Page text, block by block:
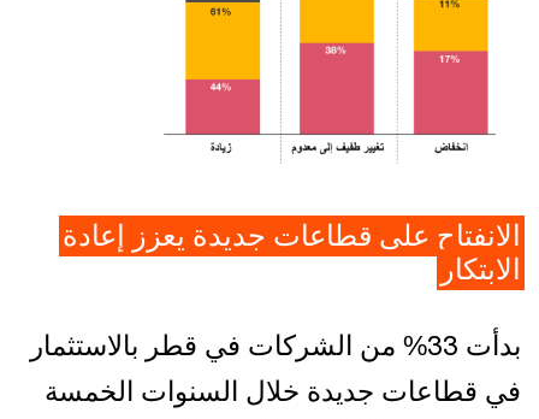
الانفتاح على قطاعات جديدة يعزز إعادة
الابتكار
بدأت 33% من الشركات في قطر بالاستثمار
في قطاعات جديدة خلال السنوات الخمسة